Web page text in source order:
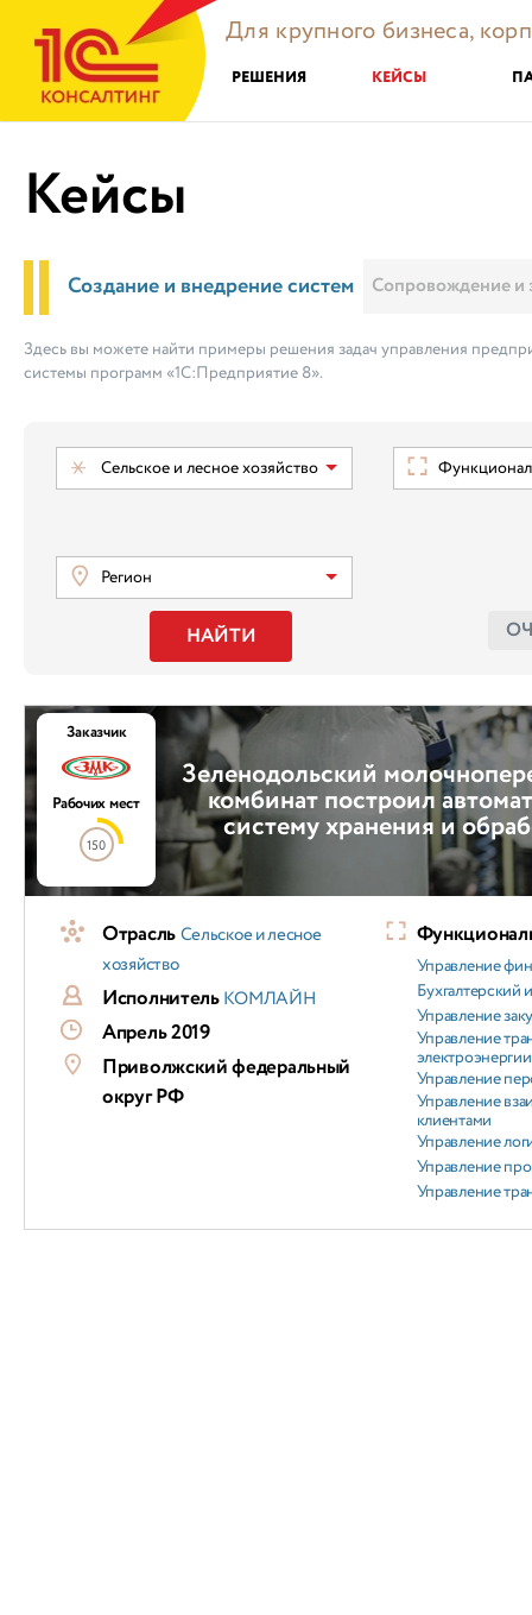
Для крупного бизнеса,
РЕШЕНИЯ КЕЙСЫ
Кейсы
Создание и внедрение систем Сопровождение и
Здесь вы можете найти примеры решения задач управления
системы программ «1С:Предприятие 8».
Сельское и лесное хозяйство
Регион
НАЙТИ
Зеленодольский
комбинат построил
систему хранения и
Заказчик
Рабочих мест
150
ОтрасльСельское и лесное
хозяйство
ИсполнительКОМЛАЙН
Апрель 2019
Приволжский федеральный
округ РФ
Управление
Бухгалтерский
Управление
Управление
электроэнергии
Управление
Управление
клиентами
Управление
Управление
Управление